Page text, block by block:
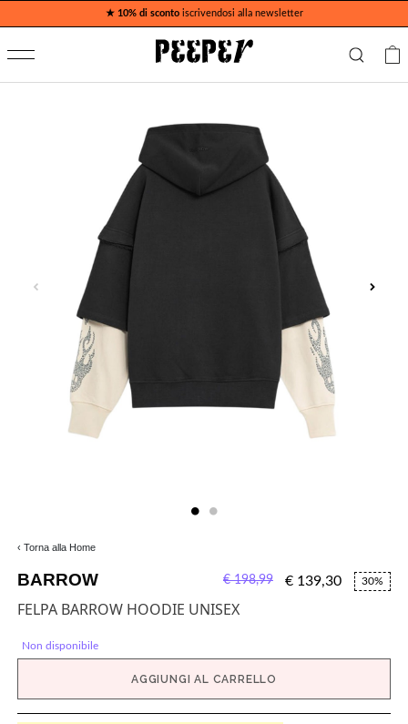
★ 10% di scontoiscrivendosi alla newsletter
‹ Torna alla Home
BARROW € 198,99 € 139,30 30%
FELPA BARROW HOODIE UNISEX
Non disponibile
AGGIUNGI AL CARRELLO